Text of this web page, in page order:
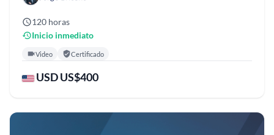
120 horas
Inicio inmediato
Video Certificado
USD US$400